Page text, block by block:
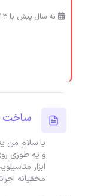
نه سال پیش با 13 پیشنهاد رسیده
ساخت
با سلام من
و یه طوری
ابزار
مخفیانه